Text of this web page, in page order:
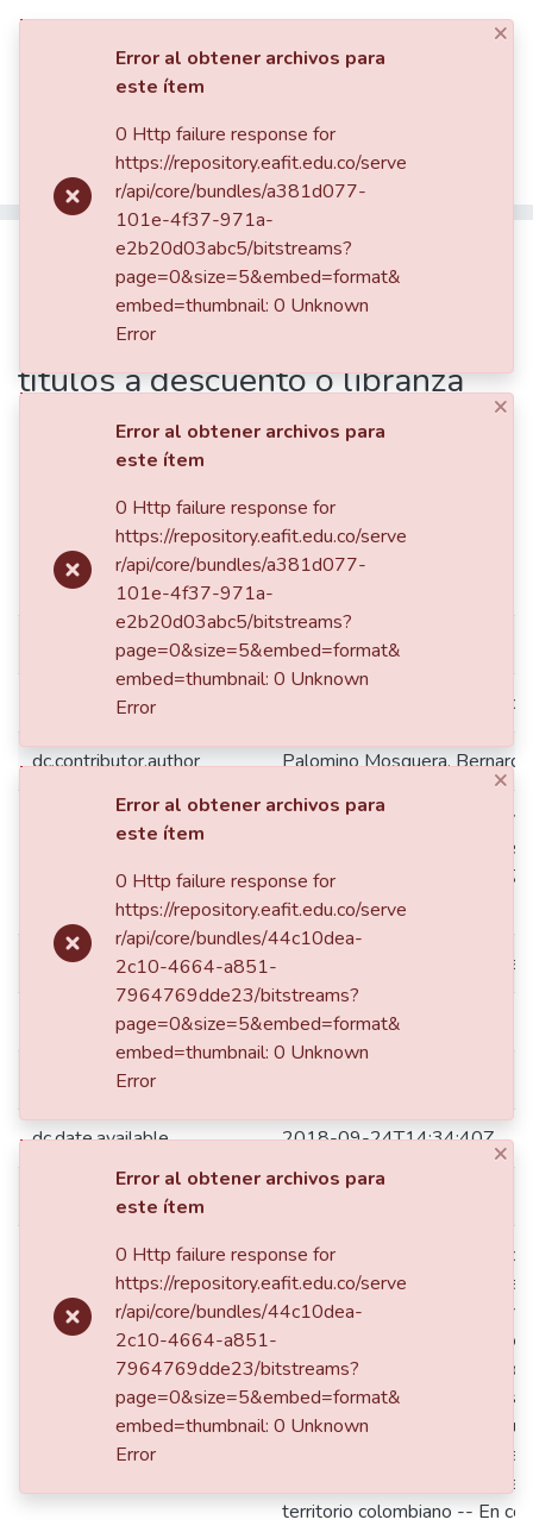
Iniciar sesión
Comunidades
Listar por
Estadísticas
Tesis de Grado
Maestría en Administración Financiera (tesis)
Factores de riesgo existentes para los inversionistas en compra de títulos a descuento o libranza regulados por Ley 1527 de 2012 en la ciudad de Popayán – Cauca
Publicación:Factores de riesgo
existentes para los
inversionistas en compra de
títulos a descuento o libranza
regulados por Ley 1527 de
2012 en la ciudad de Popayán –
Vista sencilla de ítem
dc.contributor.advisor Ton Álvarez, Misbad Abad
dc.contributor.author Muñoz Camayo, Luis Fernando
dc.contributor.author Palomino Mosquera,
Medellín de: Lat: 06 15 00 N
Lat: 6.2500 decimal
W degrees minutes Long: -
degrees
dc.creator.email
dc.creator.email ferchomc@hotmail.com
dc.date.accessioned
dc.date.available 2018-09-24T14:34:40Z
dc.date.issued
dc.description
Cuando inicia en el 2016 la
el país, se considera
del proceso o marco legal en
desarrolla este tipo de
del mercado secundario no
además de identificar su
por qué tantas personas
que lleva a este sector a una
problemática de importantes
territorio colombiano -- En
×
Error al obtener archivos para
este ítem
0 Http failure response for
https://repository.eafit.edu.co/serve
r/api/core/bundles/a381d077-
101e-4f37-971a-
e2b20d03abc5/bitstreams?
page=0&size=5&embed=format&
embed=thumbnail: 0 Unknown
Error
×
Error al obtener archivos para
este ítem
0 Http failure response for
https://repository.eafit.edu.co/serve
r/api/core/bundles/a381d077-
101e-4f37-971a-
e2b20d03abc5/bitstreams?
page=0&size=5&embed=format&
embed=thumbnail: 0 Unknown
Error
×
Error al obtener archivos para
este ítem
0 Http failure response for
https://repository.eafit.edu.co/serve
r/api/core/bundles/44c10dea-
2c10-4664-a851-
7964769dde23/bitstreams?
page=0&size=5&embed=format&
embed=thumbnail: 0 Unknown
Error
×
Error al obtener archivos para
este ítem
0 Http failure response for
https://repository.eafit.edu.co/serve
r/api/core/bundles/44c10dea-
2c10-4664-a851-
7964769dde23/bitstreams?
page=0&size=5&embed=format&
embed=thumbnail: 0 Unknown
Error